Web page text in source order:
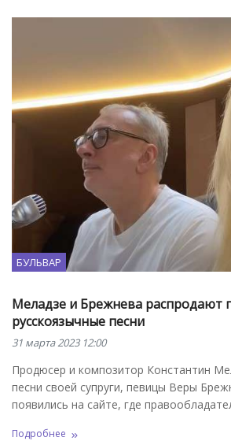
БУЛЬВАР
Меладзе и Брежнева распродают
русскоязычные песни
31 марта 2023 12:00
Продюсер и композитор Константин
песни своей супруги, певицы Веры
появились на сайте, где
Подробнее